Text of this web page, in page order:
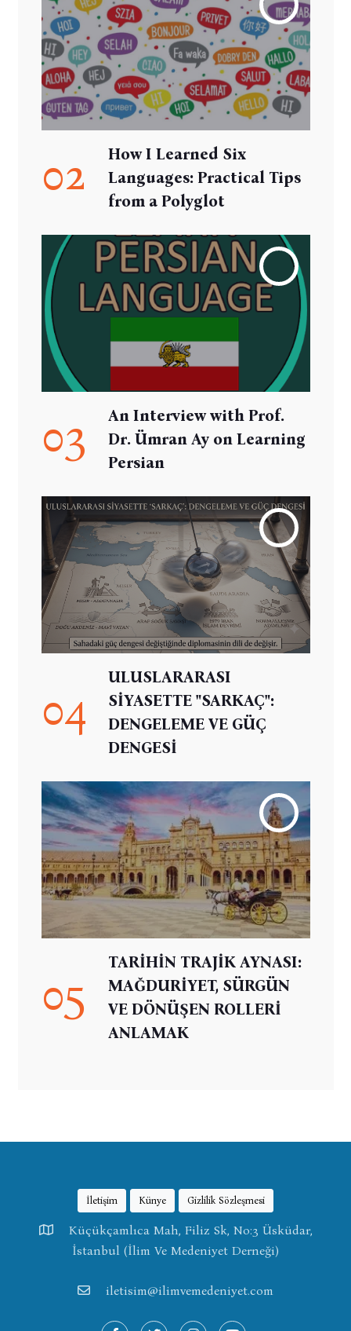
02
How I Learned Six
Languages: Practical Tips
from a Polyglot
03
An Interview with Prof.
Dr. Ümran Ay on Learning
Persian
04
ULUSLARARASI
SİYASETTE "SARKAÇ":
DENGELEME VE GÜÇ
DENGESİ
05
TARİHİN TRAJİK AYNASI:
MAĞDURİYET, SÜRGÜN
VE DÖNÜŞEN ROLLERİ
ANLAMAK
İletişim Künye Gizlilik Sözleşmesi
Küçükçamlıca Mah, Filiz Sk, No:3 Üsküdar,
İstanbul (İlim Ve Medeniyet Derneği)
iletisim@ilimvemedeniyet.com